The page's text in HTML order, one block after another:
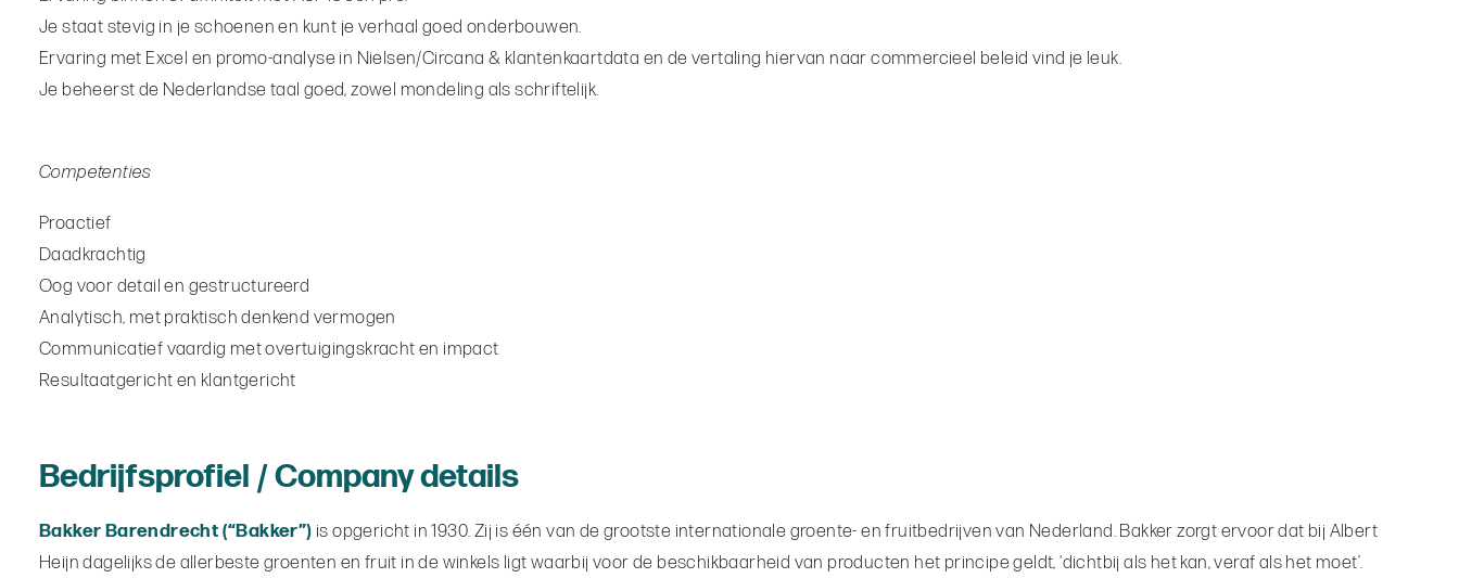
Je staat stevig in je schoenen en kunt je verhaal goed onderbouwen.
Ervaring met Excel en promo-analyse in Nielsen/Circana & klantenkaartdata en de vertaling hiervan naar commercieel beleid vind je leuk.
Je beheerst de Nederlandse taal goed, zowel mondeling als schriftelijk.
Competenties
Proactief
Daadkrachtig
Oog voor detail en gestructureerd
Analytisch, met praktisch denkend vermogen
Communicatief vaardig met overtuigingskracht en impact
Resultaatgericht en klantgericht
Bedrijfsprofiel / Company details
Bakker Barendrecht (“Bakker”) is opgericht in 1930. Zij is één van de grootste internationale groente- en fruitbedrijven van Nederland. Bakker zorgt ervoor dat bij Albert
Heijn dagelijks de allerbeste groenten en fruit in de winkels ligt waarbij voor de beschikbaarheid van producten het principe geldt, ‘dichtbij als het kan, veraf als het moet’.